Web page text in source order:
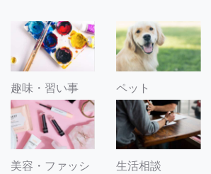
趣味・習い事 ペット
美容・ファッシ
生活相談